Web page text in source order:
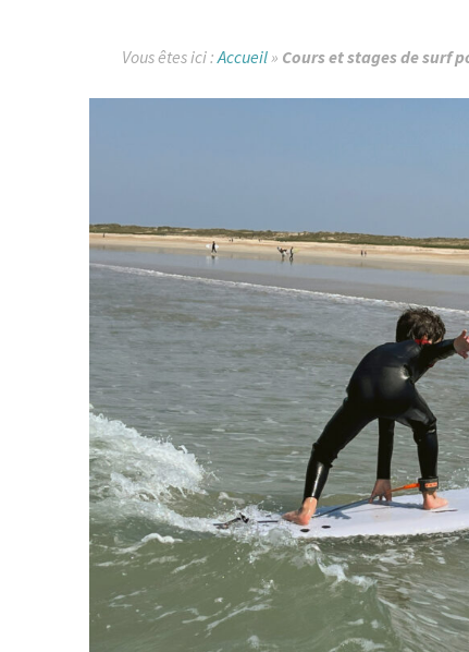
Vous êtes ici :Accueil» Cours et stages de surf